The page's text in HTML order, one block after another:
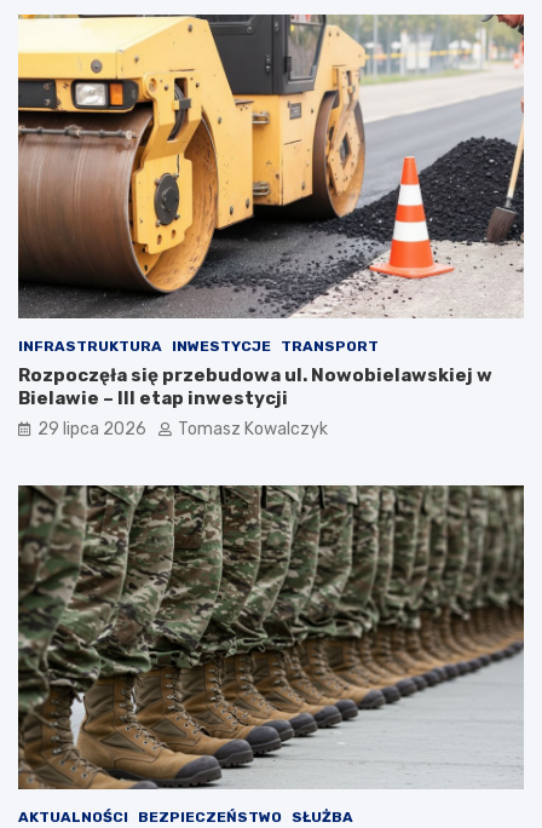
INFRASTRUKTURA INWESTYCJE TRANSPORT
Rozpoczęła się przebudowa ul. Nowobielawskiej w
Bielawie – III etap inwestycji
29 lipca 2026 Tomasz Kowalczyk
AKTUALNOŚCI BEZPIECZEŃSTWO SŁUŻBA